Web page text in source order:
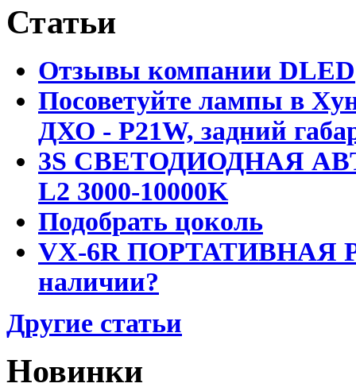
Статьи
Отзывы компании DLED
Посоветуйте лампы в
ДХО - P21W, задний
3S СВЕТОДИОДНАЯ
L2 3000-10000K
Подобрать цоколь
VX-6R ПОРТАТИВНАЯ
наличии?
Другие статьи
Новинки